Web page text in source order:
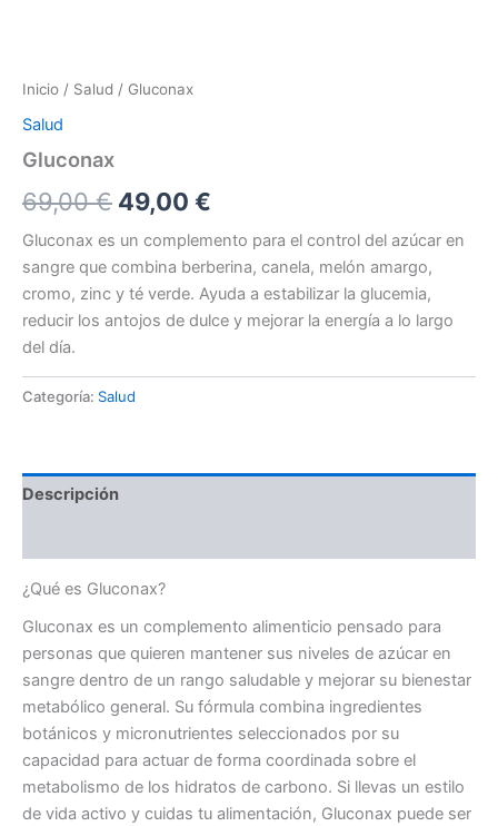
Inicio / Salud / Gluconax
Salud
Gluconax
69,00€ El
precio
original
era:
49,00 €
precio
actual
es:
Gluconax es un complemento para el control del azúcar en
sangre que combina berberina, canela, melón amargo,
cromo, zinc y té verde. Ayuda a estabilizar la glucemia,
reducir los antojos de dulce y mejorar la energía a lo largo
del día.
Categoría: Salud
Descripción
¿Qué es Gluconax?
Gluconax es un complemento alimenticio pensado para
personas que quieren mantener sus niveles de azúcar en
sangre dentro de un rango saludable y mejorar su bienestar
metabólico general. Su fórmula combina ingredientes
botánicos y micronutrientes seleccionados por su
capacidad para actuar de forma coordinada sobre el
metabolismo de los hidratos de carbono. Si llevas un estilo
de vida activo y cuidas tu alimentación, Gluconax puede ser